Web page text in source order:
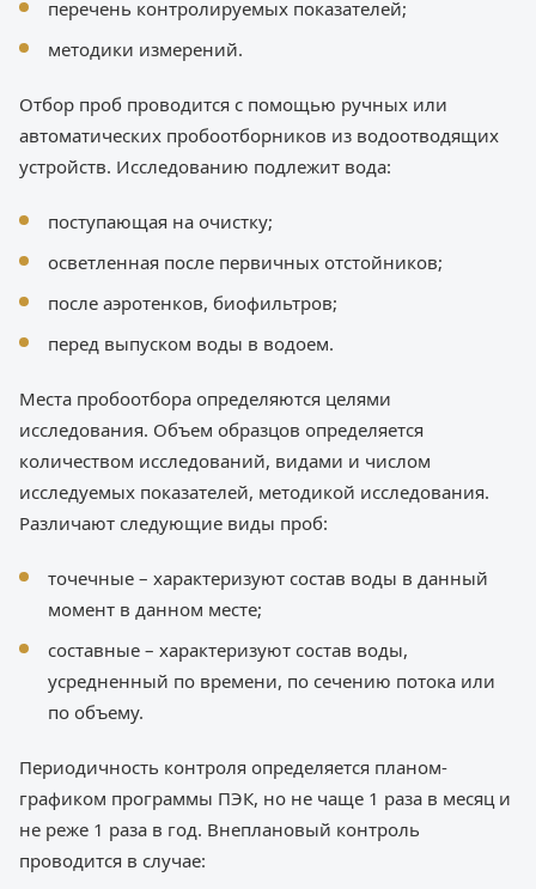
перечень контролируемых показателей;
методики измерений.
Отбор проб проводится с помощью ручных или
автоматических пробоотборников из водоотводящих
устройств. Исследованию подлежит вода:
поступающая на очистку;
осветленная после первичных отстойников;
после аэротенков, биофильтров;
перед выпуском воды в водоем.
Места пробоотбора определяются целями
исследования. Объем образцов определяется
количеством исследований, видами и числом
исследуемых показателей, методикой исследования.
Различают следующие виды проб:
точечные – характеризуют состав воды в данный
момент в данном месте;
составные – характеризуют состав воды,
усредненный по времени, по сечению потока или
по объему.
Периодичность контроля определяется планом-
графиком программы ПЭК, но не чаще 1 раза в месяц и
не реже 1 раза в год. Внеплановый контроль
проводится в случае: